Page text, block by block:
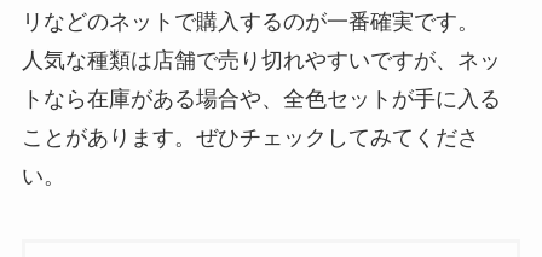
リなどのネットで購入するのが一番確実です。
人気な種類は店舗で売り切れやすいですが、ネッ
トなら在庫がある場合や、全色セットが手に入る
ことがあります。ぜひチェックしてみてくださ
い。